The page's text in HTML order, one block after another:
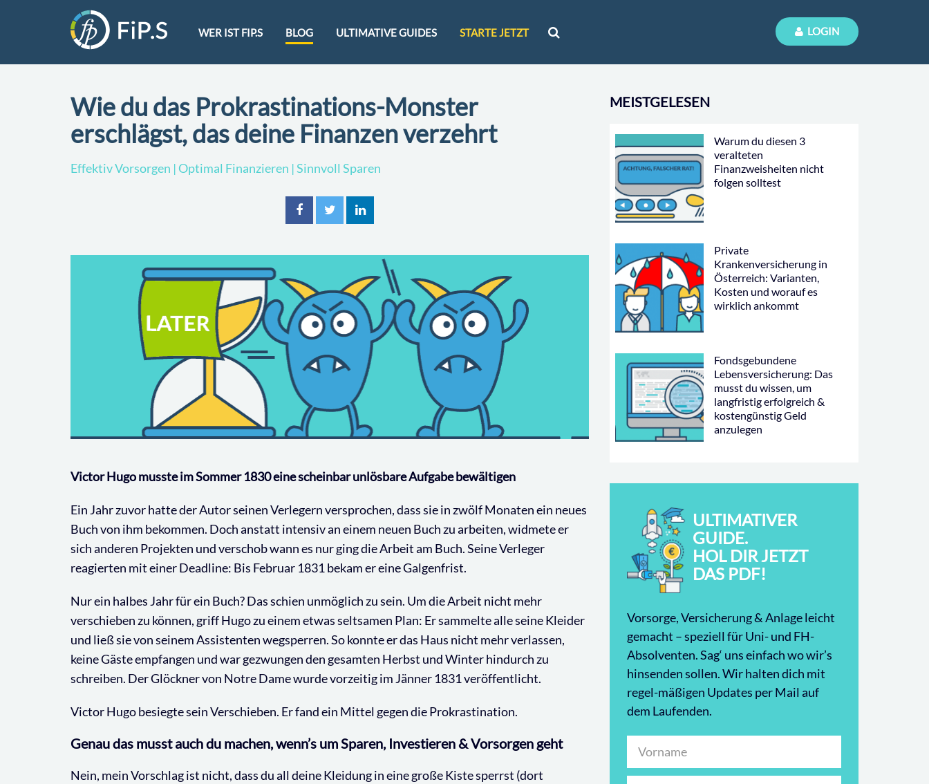
WER IST FIP.S BLOG ULTIMATIVE GUIDES STARTE JETZT LOGIN
Wie du das Prokrastinations-Monster
erschlägst, das deine Finanzen verzehrt
Effektiv Vorsorgen | Optimal Finanzieren | Sinnvoll Sparen
Victor Hugo musste im Sommer 1830 eine scheinbar unlösbare Aufgabe bewältigen
Ein Jahr zuvor hatte der Autor seinen Verlegern versprochen, dass sie in zwölf Monaten ein neues
Buch von ihm bekommen. Doch anstatt intensiv an einem neuen Buch zu arbeiten, widmete er
sich anderen Projekten und verschob wann es nur ging die Arbeit am Buch. Seine Verleger
reagierten mit einer Deadline: Bis Februar 1831 bekam er eine Galgenfrist.
Nur ein halbes Jahr für ein Buch? Das schien unmöglich zu sein. Um die Arbeit nicht mehr
verschieben zu können, griff Hugo zu einem etwas seltsamen Plan: Er sammelte alle seine Kleider
und ließ sie von seinem Assistenten wegsperren. So konnte er das Haus nicht mehr verlassen,
keine Gäste empfangen und war gezwungen den gesamten Herbst und Winter hindurch zu
schreiben. Der Glöckner von Notre Dame wurde vorzeitig im Jänner 1831 veröffentlicht.
Victor Hugo besiegte sein Verschieben. Er fand ein Mittel gegen die Prokrastination.
Genau das musst auch du machen, wenn’s um Sparen, Investieren & Vorsorgen geht
Nein, mein Vorschlag ist nicht, dass du all deine Kleidung in eine große Kiste sperrst (dort
MEISTGELESEN
Warum du diesen 3
veralteten
Finanzweisheiten nicht
folgen solltest
Private
Krankenversicherung in
Österreich: Varianten,
Kosten und worauf es
wirklich ankommt
Fondsgebundene
Lebensversicherung: Das
musst du wissen, um
langfristig erfolgreich &
kostengünstig Geld
anzulegen
ULTIMATIVER
GUIDE.
HOL DIR JETZT
DAS PDF!
Vorsorge, Versicherung & Anlage leicht
gemacht – speziell für Uni- und FH-
Absolventen. Sag‘ uns einfach wo wir’s
hinsenden sollen. Wir halten dich mit
regel-mäßigen Updates per Mail auf
dem Laufenden.